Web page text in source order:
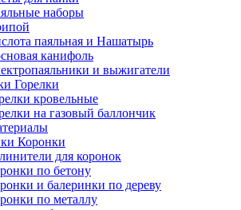
наборы
паяльная и Нашатырь
канифоль
и выжигатели
Горелки
кровельные
на газовый баллончик
Коронки
для коронок
по бетону
и балеринки по дереву
по металлу